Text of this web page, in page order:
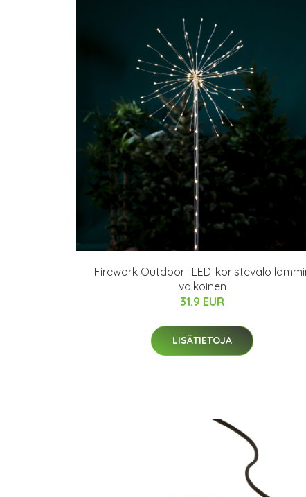
Firework Outdoor -LED-koristevalo
valkoinen
31.9 EUR
LISÄTIETOJA